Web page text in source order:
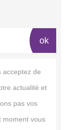
ok
acceptez de
actualité et
pas vos
moment vous